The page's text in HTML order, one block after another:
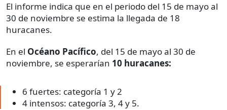
El informe indica que en el periodo del 15 de mayo al
30 de noviembre se estima la llegada de 18
huracanes.
En el Océano Pacífico, del 15 de mayo al 30 de
noviembre, se esperarían 10 huracanes:
6 fuertes: categoría 1 y 2
4 intensos: categoría 3, 4 y 5.